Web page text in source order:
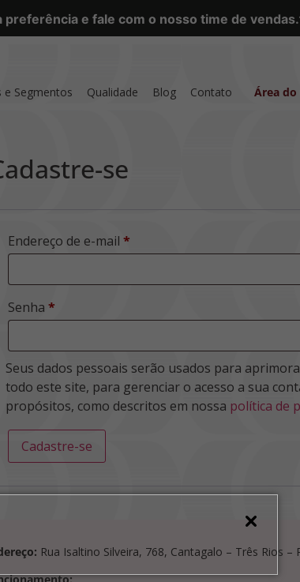
preferência e fale com o nosso time de vendas.
e Segmentos Qualidade Blog Contato Área do
se
Endereço de e-mail*
Senha*
Seus dados pessoais serão usados para
todo este site, para gerenciar o acesso a sua
propósitos, como descritos em nossa política de
Cadastre-se
Rua Isaltino Silveira, 768, Cantagalo – Três Rios –